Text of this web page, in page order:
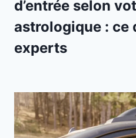
d’entrée selon
astrologique : ce
experts